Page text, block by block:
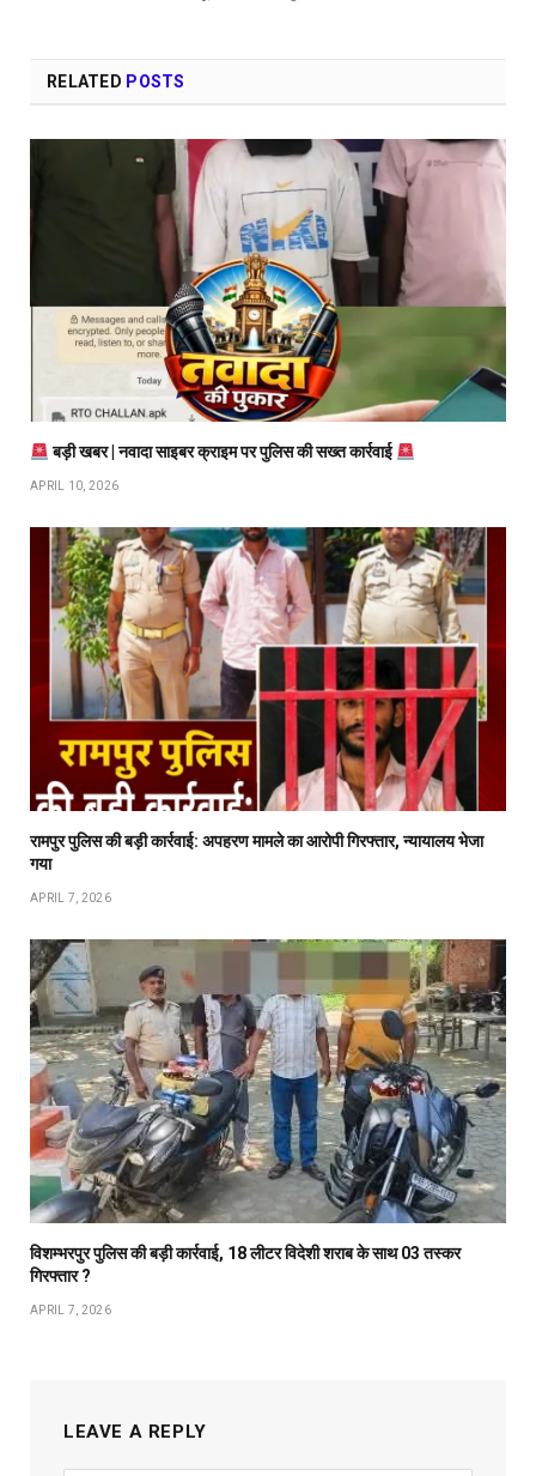
RELATED POSTS
बड़ी खबर | नवादा साइबर क्राइम पर पुलिस की सख्त कार्रवाई
APRIL 10, 2026
रामपुर पुलिस की बड़ी कार्रवाई: अपहरण मामले का आरोपी गिरफ्तार, न्यायालय भेजा
गया
APRIL 7, 2026
विशम्भरपुर पुलिस की बड़ी कार्रवाई, 18 लीटर विदेशी शराब के साथ 03 तस्कर
गिरफ्तार ?
APRIL 7, 2026
LEAVE A REPLY